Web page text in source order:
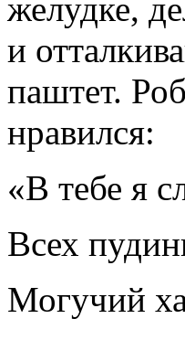
желудке,
и
паштет.
нравился:
«В тебе я
Всех
Могучий